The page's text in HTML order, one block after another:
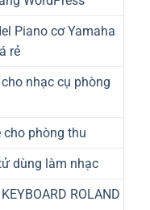
Piano cơ Yamaha
rẻ
nhạc cụ phòng
cho phòng thu
dùng làm nhạc
ROLAND